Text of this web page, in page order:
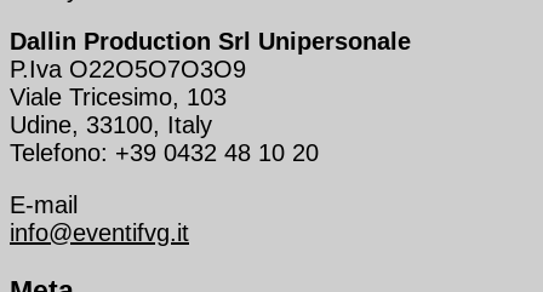
Dallin Production Srl Unipersonale
P.Iva O22O5O7O3O9
Viale Tricesimo, 103
Udine, 33100, Italy
Telefono: +39 0432 48 10 20
E-mail
info@eventifvg.it